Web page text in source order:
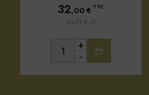
32,00€ TTC
45,71 € /L
-
+